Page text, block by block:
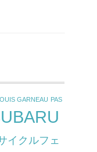
GARNEAU PAS
イクルフェ